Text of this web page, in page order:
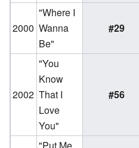
2000
"Where I
Wanna
Be"
#29
2002
"You
Know
That I
Love
You"
#56
"Put Me